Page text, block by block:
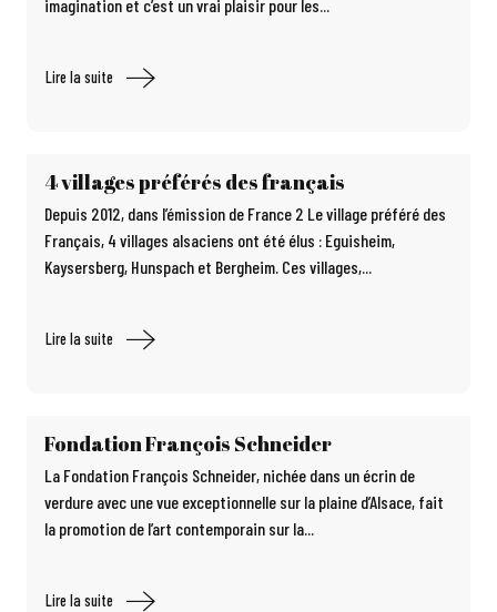
imagination et c’est un vrai plaisir pour les...
Lire la suite
4 villages préférés des français
Depuis 2012, dans l’émission de France 2 Le village préféré des
Français, 4 villages alsaciens ont été élus : Eguisheim,
Kaysersberg, Hunspach et Bergheim. Ces villages,...
Lire la suite
Fondation François Schneider
La Fondation François Schneider, nichée dans un écrin de
verdure avec une vue exceptionnelle sur la plaine d’Alsace, fait
la promotion de l’art contemporain sur la...
Lire la suite